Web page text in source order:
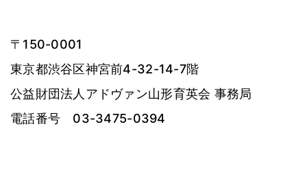
〒150-0001
東京都渋谷区神宮前4-32-14-7階
公益財団法人アドヴァン山形育英会 事務局
電話番号 03-3475-0394